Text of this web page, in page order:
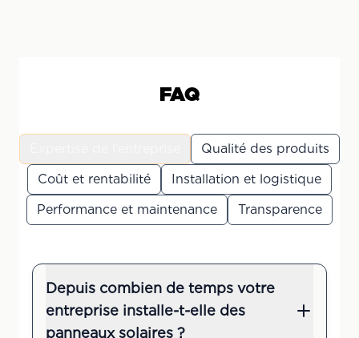
FAQ
Qualité des produits
Coût et rentabilité
Installation et logistique
Performance et maintenance
Transparence
Depuis combien de temps votre
entreprise installe-t-elle des
panneaux solaires ?